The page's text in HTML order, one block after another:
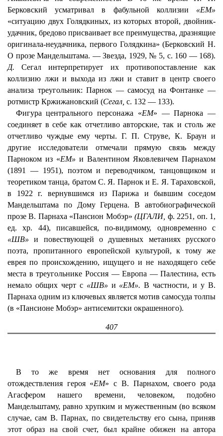
Берковский усматривал в фабульной коллизии «ЕМ»
«ситуацию двух Голядкиных, из которых второй, двойник-
удачник, бредово присваивает все преимущества, дразнящие
оригинала-неудачника, первого Голядкина» (Берковский Н.
О прозе Мандельштама. — Звезда, 1929, № 5, с. 160 — 168).
Д.Сегал интерпретирует их противопоставление как
коллизию лжи и выхода из лжи и ставит в центр своего
анализа треугольник: Парнок — самосуд на Фонтанке —
ротмистр Кржижановский (Сегал, с. 132 — 133).
Фигура центрального персонажа «ЕМ» — Парнока —
соединяет в себе как отчетливо авторские, так и столь же
отчетливо чуждые ему черты. Г. П. Струве, К. Браун и
другие исследователи отмечали прямую связь между
Парноком из «ЕМ» и Валентином Яковлевичем Парнахом
(1891 — 1951), поэтом и переводчиком, танцовщиком и
теоретиком танца, братом С. Я. Парнок и Е. Я. Тараховской,
в 1922 г. вернувшимся из Парижа и бывшим соседом
Мандельштама по Дому Герцена. В автобиографической
прозе В. Парнаха «Пансион Мобэр»(ЦГАЛИ, ф. 2251, оп. 1,
ед. хр. 44), писавшейся, по-видимому, одновременно с
«ШВ»и повествующей о душевных метаниях русского
поэта, пропитанного европейской культурой, к тому же
еврея по происхождению, ищущего и не находящего себе
места в треугольнике Россия — Европа — Палестина, есть
немало общих черт с «ШВ» и «ЕМ».В частности, и у В.
Парнаха одним из ключевых является мотив самосуда толпы
(в «Пансионе Мобэр» антисемитски окрашенного).
407
В то же время нет основания для полного
отождествления героя «ЕМ» с В. Парнахом, своего рода
Агасфером нашего времени, человеком, подобно
Мандельштаму, равно хрупким и мужественным (во всяком
случае, сам В. Парнах, по свидетельству его сына, приняв
этот образ на свой счет, был крайне обижен на автора